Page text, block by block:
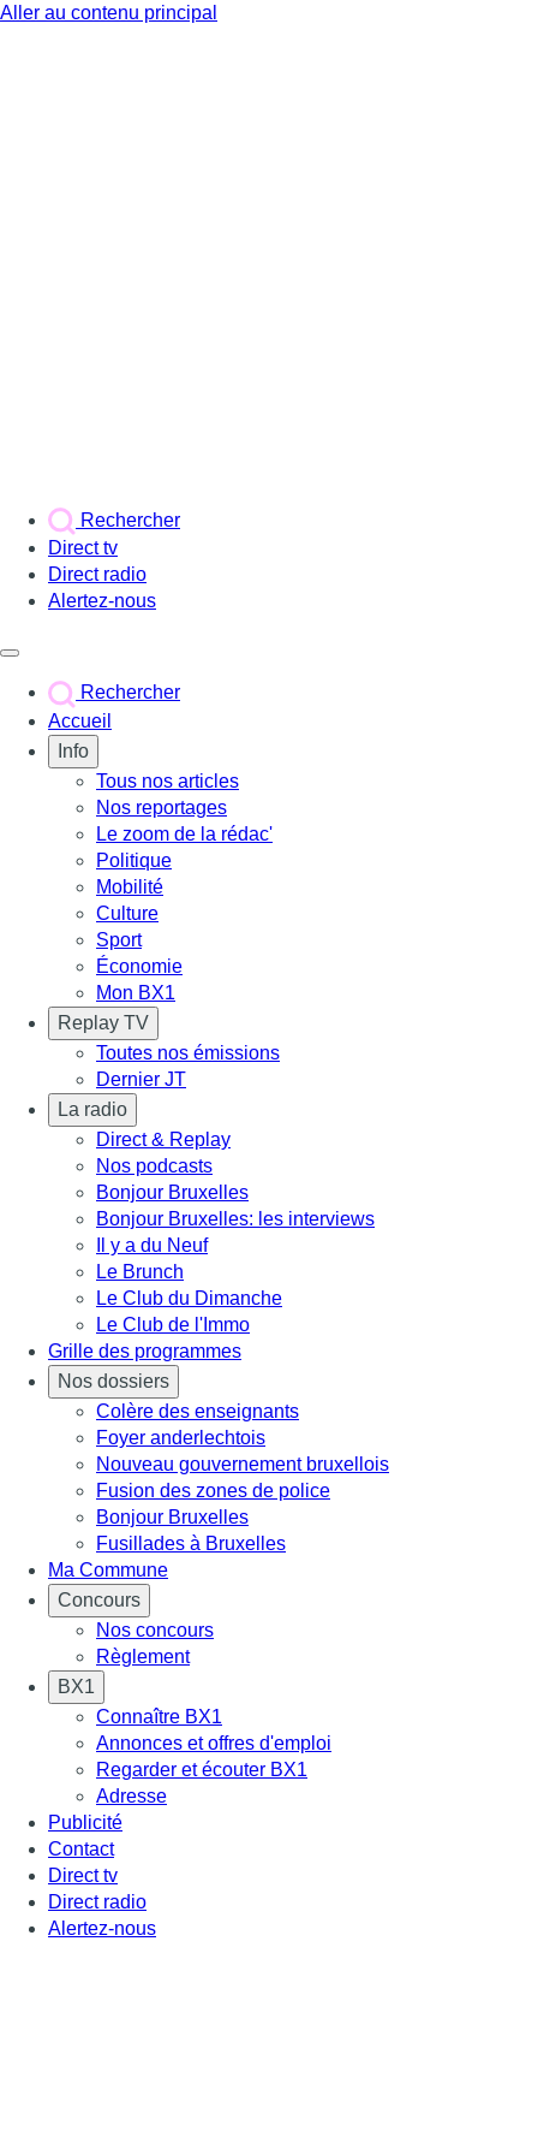
Aller au contenu principal
Rechercher
Direct tv
Direct radio
Alertez-nous
Rechercher
Accueil
Info
Tous nos articles
Nos reportages
Le zoom de la rédac'
Politique
Mobilité
Culture
Sport
Économie
Mon BX1
Replay TV
Toutes nos émissions
Dernier JT
La radio
Direct & Replay
Nos podcasts
Bonjour Bruxelles
Bonjour Bruxelles: les interviews
Il y a du Neuf
Le Brunch
Le Club du Dimanche
Le Club de l'Immo
Grille des programmes
Nos dossiers
Colère des enseignants
Foyer anderlechtois
Nouveau gouvernement bruxellois
Fusion des zones de police
Bonjour Bruxelles
Fusillades à Bruxelles
Ma Commune
Concours
Nos concours
Règlement
BX1
Connaître BX1
Annonces et offres d'emploi
Regarder et écouter BX1
Adresse
Publicité
Contact
Direct tv
Direct radio
Alertez-nous